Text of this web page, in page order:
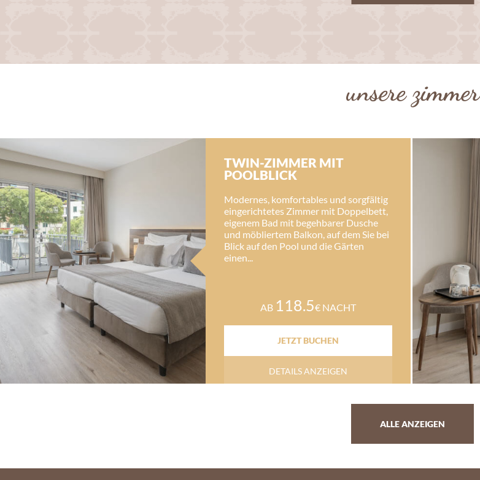
unsere zimmer
TWIN-ZIMMER MIT
POOLBLICK
Modernes, komfortables und sorgfältig
eingerichtetes Zimmer mit Doppelbett,
eigenem Bad mit begehbarer Dusche
und möbliertem Balkon, auf dem Sie bei
Blick auf den Pool und die Gärten
einen...
AB 118.5€ NACHT
JETZT BUCHEN
DETAILS ANZEIGEN
ALLE ANZEIGEN